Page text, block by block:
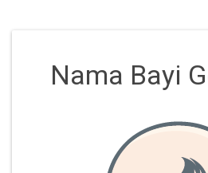
Nama Bayi